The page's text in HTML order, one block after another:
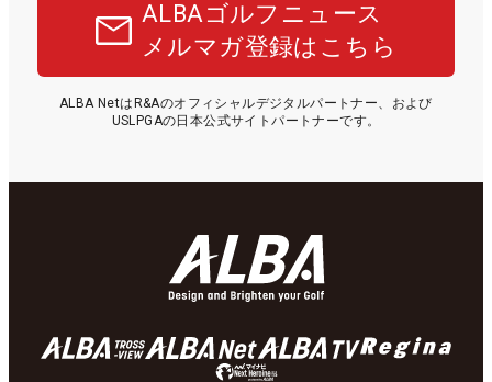
ALBAゴルフニュース
メルマガ登録はこちら
ALBA NetはR&Aのオフィシャルデジタルパートナー、および
USLPGAの日本公式サイトパートナーです。